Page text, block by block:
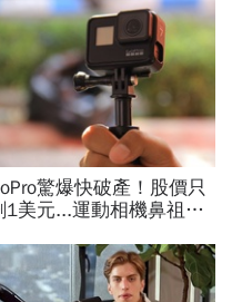
驚爆快破產！股價只
1美元...運動相機鼻祖為
：記憶體價格太失控